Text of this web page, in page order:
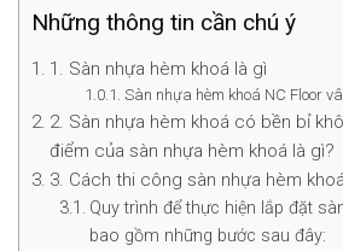
Những thông tin cần chú ý
1. Sàn nhựa hèm khoá là gì
Sàn nhựa hèm khoá NC Floor
2. Sàn nhựa hèm khoá có bền bỉ
điểm của sàn nhựa hèm khoá là gì?
3. Cách thi công sàn nhựa hèm khoá
Quy trình để thực hiện lắp đặt
bao gồm những bước sau đây: